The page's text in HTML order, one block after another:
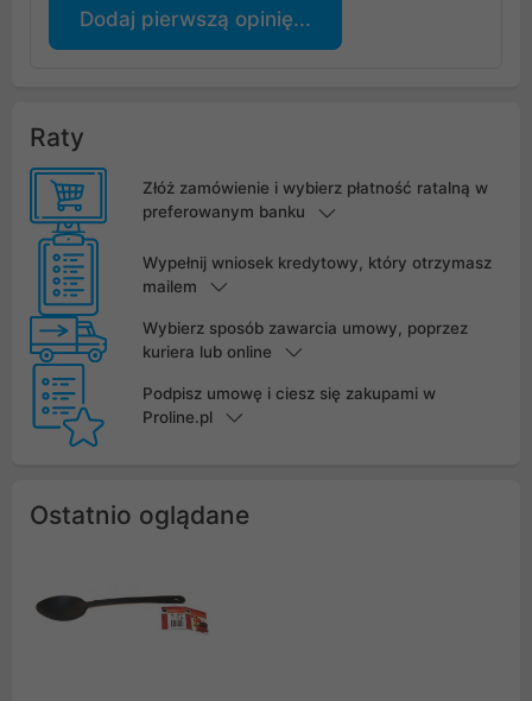
Dodaj pierwszą opinię...
Raty
Złóż zamówienie i wybierz płatność ratalną w
preferowanym banku
Wypełnij wniosek kredytowy, który otrzymasz
mailem
Wybierz sposób zawarcia umowy, poprzez
kuriera lub online
Podpisz umowę i ciesz się zakupami w
Proline.pl
Ostatnio oglądane